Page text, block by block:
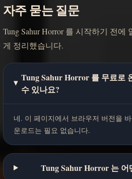
자주 묻는 질문
Tung Sahur Horror 를 시작하기 전에
게 정리했습니다.
Tung Sahur Horror 를 무료로
수 있나요?
네. 이 페이지에서 브라우저 버전을
운로드는 필요 없습니다.
Tung Sahur Horror 는 어